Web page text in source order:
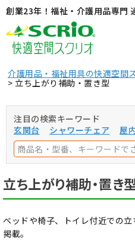
創業23年！福祉・介護用品専門
介護用品・福祉用具の快適空間
立ち上がり補助・置き型
注目の検索キーワード
玄関台
シャワーチェア 屋
立ち上がり補助・置き型
ベッドや椅子、トイレ付近での
掲載。